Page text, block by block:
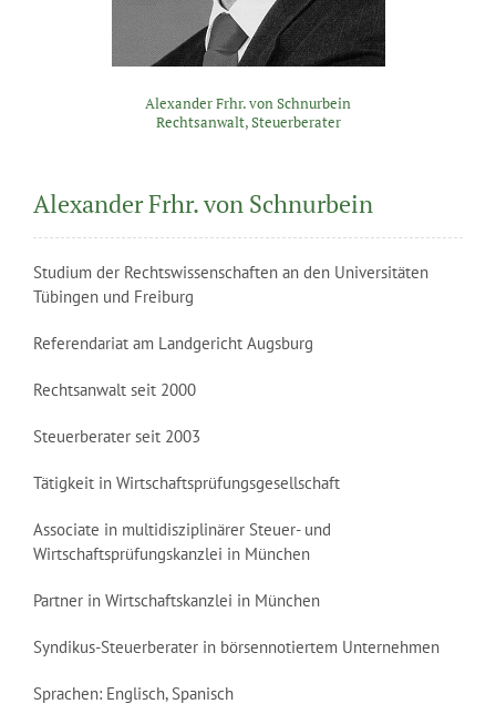
Alexander Frhr. von Schnurbein
Rechtsanwalt, Steuerberater
Alexander Frhr. von Schnurbein
Studium der Rechtswissenschaften an den Universitäten
Tübingen und Freiburg
Referendariat am Landgericht Augsburg
Rechtsanwalt seit 2000
Steuerberater seit 2003
Tätigkeit in Wirtschaftsprüfungsgesellschaft
Associate in multidisziplinärer Steuer- und
Wirtschaftsprüfungskanzlei in München
Partner in Wirtschaftskanzlei in München
Syndikus-Steuerberater in börsennotiertem Unternehmen
Sprachen: Englisch, Spanisch